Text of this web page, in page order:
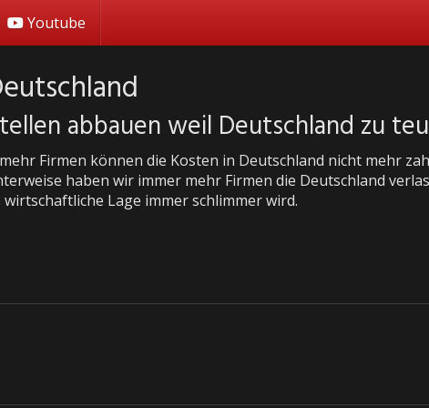
Youtube
abbauen weil Deutschland zu
Firmen können die Kosten in Deutschland nicht mehr
haben wir immer mehr Firmen die Deutschland
wirtschaftliche Lage immer schlimmer wird.